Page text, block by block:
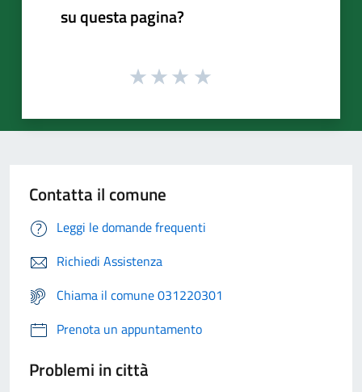
su questa pagina?
Contatta il comune
Leggi le domande frequenti
Richiedi Assistenza
Chiama il comune 031220301
Prenota un appuntamento
Problemi in città